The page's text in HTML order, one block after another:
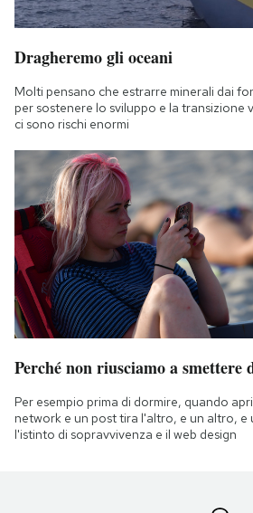
Dragheremo gli oceani
Molti pensano che estrarre minerali dai
per sostenere lo sviluppo e la transizione
ci sono rischi enormi
Perché non riusciamo a smettere
Per esempio prima di dormire, quando
network e un post tira l'altro, e un altro, e
l'istinto di sopravvivenza e il web design